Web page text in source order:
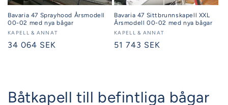
Bavaria 47 Sprayhood Årsmodell
00-02 med nya bågar
Säljare:
KAPELL & ANNAT
Ordinarie
34 064 SEK
Bavaria 47 Sittbrunnskapell XXL
Årsmodell 00-02 med nya bågar
Säljare:
KAPELL & ANNAT
Ordinarie
51 743 SEK
Båtkapell till befintliga bågar